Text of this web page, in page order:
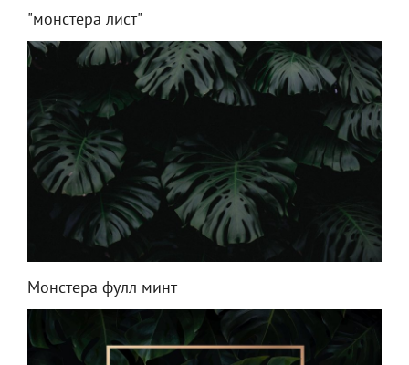
"монстера лист"
Монстера фулл минт